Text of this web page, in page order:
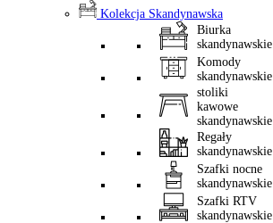
Kolekcja Skandynawska
Biurka
skandynawskie
Komody
skandynawskie
stoliki
kawowe
skandynawskie
Regały
skandynawskie
Szafki nocne
skandynawskie
Szafki RTV
skandynawskie